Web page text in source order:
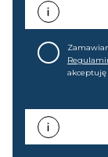
akceptuję
każdej